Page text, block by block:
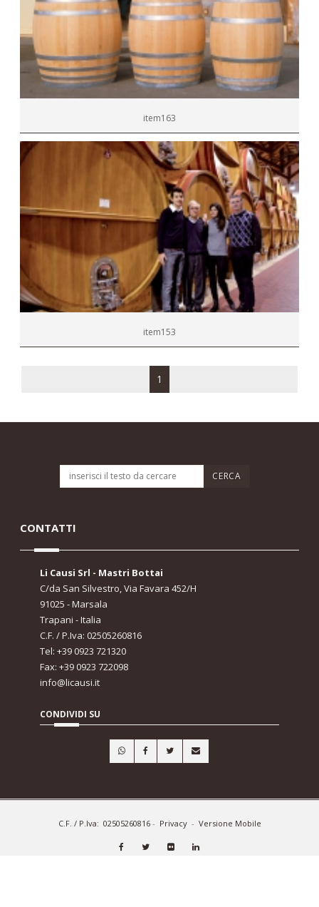
item163
item153
1
CONTATTI
Li Causi Srl - Mastri Bottai
C/da San Silvestro, Via Favara 452/H
91025 - Marsala
Trapani - Italia
C.F. / P.Iva: 02505260816
Tel: +39 0923 721320
Fax: +39 0923 722098
info@licausi.it
CONDIVIDI SU
C.F. / P.Iva: 02505260816- Privacy - Versione Mobile